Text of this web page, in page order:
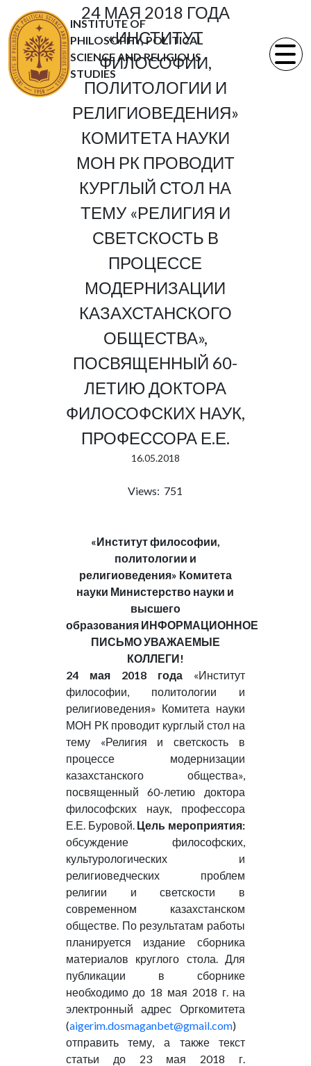
INSTITUTE OF
PHILOSOPHY, POLITICAL
SCIENCE AND RELIGIOUS
STUDIES
24 МАЯ 2018 ГОДА
«ИНСТИТУТ
ФИЛОСОФИИ,
ПОЛИТОЛОГИИ И
РЕЛИГИОВЕДЕНИЯ»
КОМИТЕТА НАУКИ
МОН РК ПРОВОДИТ
КУРГЛЫЙ СТОЛ НА
ТЕМУ «РЕЛИГИЯ И
СВЕТСКОСТЬ В
ПРОЦЕССЕ
МОДЕРНИЗАЦИИ
КАЗАХСТАНСКОГО
ОБЩЕСТВА»,
ПОСВЯЩЕННЫЙ 60-
ЛЕТИЮ ДОКТОРА
ФИЛОСОФСКИХ НАУК,
ПРОФЕССОРА Е.Е.
16.05.2018
Views: 751
«Институт философии,
политологии и
религиоведения» Комитета
науки Министерство науки и
высшего
образования ИНФОРМАЦИОННОЕ
ПИСЬМО УВАЖАЕМЫЕ
КОЛЛЕГИ!
24 мая 2018 года «Институт
философии, политологии и
религиоведения» Комитета науки
МОН РК проводит курглый стол на
тему «Религия и светскость в
процессе модернизации
казахстанского общества»,
посвященный 60-летию доктора
философских наук, профессора
Е.Е. Буровой. Цель мероприятия:
обсуждение философских,
культурологических и
религиоведческих проблем
религии и светскости в
современном казахстанском
обществе. По результатам работы
планируется издание сборника
материалов круглого стола. Для
публикации в сборнике
необходимо до 18 мая 2018 г. на
электронный адрес Оргкомитета
(aigerim.dosmaganbet@gmail.com)
отправить тему, а также текст
статьи до 23 мая 2018 г.